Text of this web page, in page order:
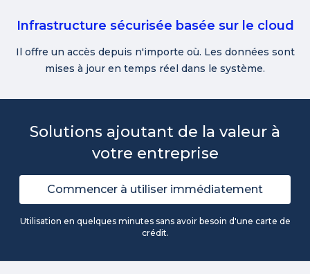
Infrastructure sécurisée basée sur le cloud
Il offre un accès depuis n'importe où. Les données sont
mises à jour en temps réel dans le système.
Solutions ajoutant de la valeur à
votre entreprise
Commencer à utiliser immédiatement
Utilisation en quelques minutes sans avoir besoin d'une carte de
crédit.